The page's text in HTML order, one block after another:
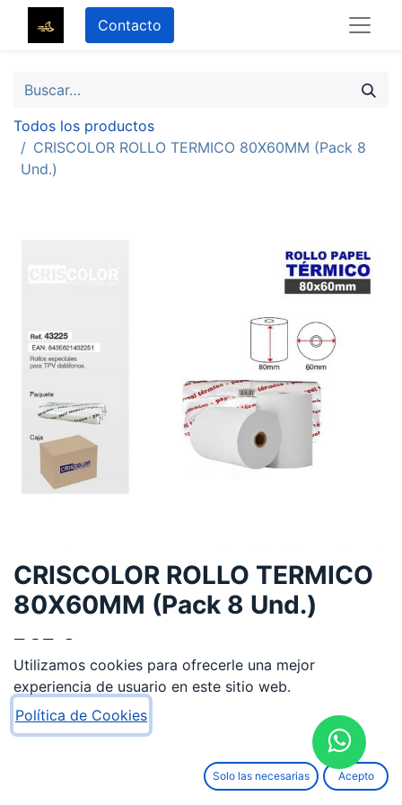
Contacto
Todos los productos
CRISCOLOR ROLLO TERMICO 80X60MM (Pack 8
Und.)
CRISCOLOR ROLLO TERMICO
80X60MM (Pack 8 Und.)
7,87 €
Utilizamos cookies para ofrecerle una mejor
experiencia de usuario en este sitio web.
Política de Cookies
Solo las necesarias Acepto